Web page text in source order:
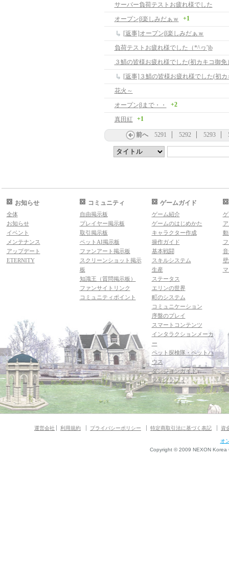
サーバー負荷テストお疲れ様でした
オープンβ楽しみだぁｗ
+1
[返事]オープンβ楽しみだぁｗ
負荷テストお疲れ様でした（*^ヮ')b
３鯖の皆様お疲れ様でした(初カキコ御免
[返事]３鯖の皆様お疲れ様でした(初
花火～
オープンβまで・・
+2
真田紅 +1
前へ 5291 5292 5293
お知らせ
全体
お知らせ
イベント
メンテナンス
アップデート
ETERNITY
コミュニティ
自由掲示板
プレイヤー掲示板
取引掲示板
ペットAI掲示板
ファンアート掲示板
スクリーンショット掲示
板
知識王（質問掲示板）
ファンサイトリンク
コミュニティポイント
ゲームガイド
ゲーム紹介
ゲームのはじめかた
キャラクター作成
操作ガイド
基本戦闘
スキルシステム
生産
ステータス
エリンの世界
町のシステム
コミュニケーション
序盤のプレイ
スマートコンテンツ
インタラクションメーカ
ー
ペット探検隊・ペットハ
ウス
ダンジョンガイド
マギグラフィ
運営会社 利用規約 プライバシーポリシー 特定商取引法に基づく表記 資
オ
Copyright © 2009 NEXON Korea